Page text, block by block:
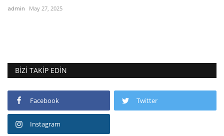
admin May 27, 2025
BIZI TAKIP EDIN
Facebook Twitter
Instagram